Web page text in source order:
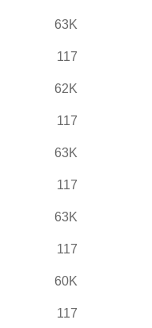
63K
117
62K
117
63K
117
63K
117
60K
117